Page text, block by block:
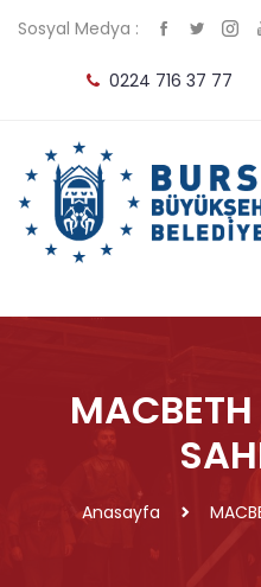
Sosyal Medya :
0224 716 37 77
MACBETH
Anasayfa